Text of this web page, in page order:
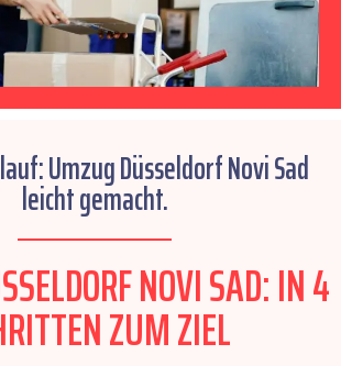
Umzug Düsseldorf Novi Sad
leicht gemacht.
NOVI SAD: IN 4
ZUM ZIEL